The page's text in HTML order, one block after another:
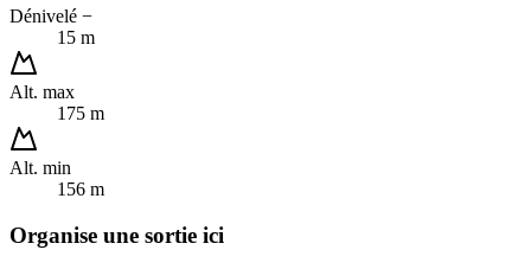
Dénivelé −
15 m
Alt. max
175 m
Alt. min
156 m
Organise une sortie ici